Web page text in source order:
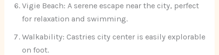
Vigie Beach: A serene escape near the city, perfect
for relaxation and swimming.
Walkability: Castries city center is easily explorable
on foot.